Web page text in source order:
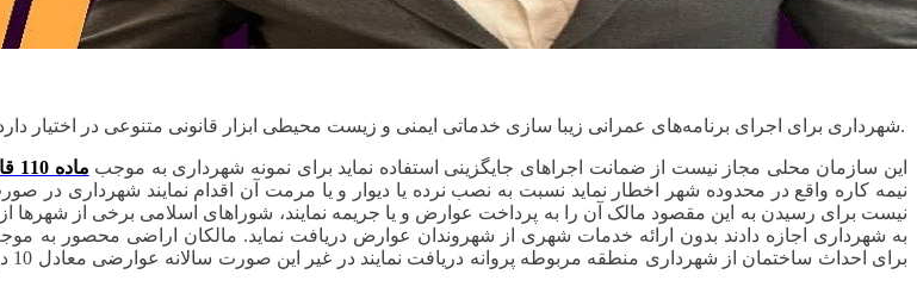
شهرداری برای اجرای برنامه‌های عمرانی زیبا سازی خدماتی ایمنی و زیست محیطی ابزار قانونی متنوعی در اختیار دارد هر یک از این ابزارها برای اهداف خاصی تهیه و در اختیار مدیران شهری قرار گرفته است.
این سازمان محلی مجاز نیست از ضمانت اجراهای جایگزینی استفاده نماید برای نمونه شهرداری به موجب ماده 110 قانون شهرداری
نیمه کاره واقع در محدوده شهر اخطار نماید نسبت به نصب نرده یا دیوار و یا مرمت آن اقدام نمایند شهرداری در
نیست برای رسیدن به این مقصود مالک آن را به پرداخت عوارض و یا جریمه نمایند، شوراهای اسلامی برخی از شهرها از